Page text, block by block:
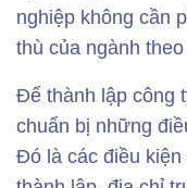
nghiệp không cần
thù của ngành
Để thành lập công
chuẩn bị những
Đó là các điều